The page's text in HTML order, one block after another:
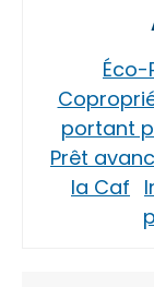
Éco-
portant
Prêt
la Caf